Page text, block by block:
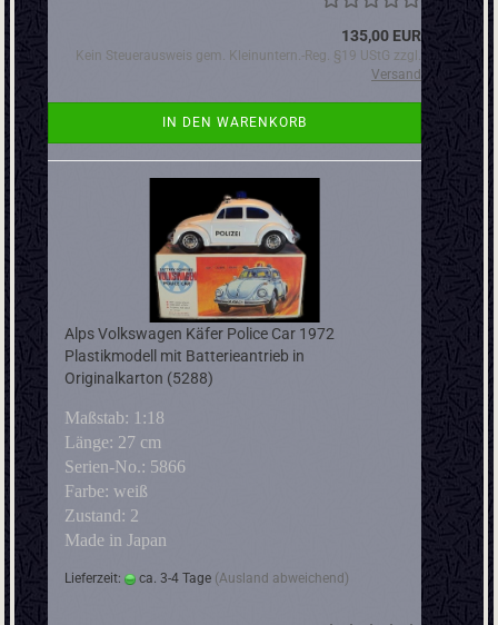
135,00 EUR
Kein Steuerausweis gem. Kleinuntern.-Reg. §19 UStG zzgl.
Versand
IN DEN WARENKORB
Alps Volkswagen Käfer Police Car 1972
Plastikmodell mit Batterieantrieb in
Originalkarton (5288)
Maßstab: 1:18
Länge: 27 cm
Serien-No.: 5866
Farbe: weiß
Zustand: 2
Made in Japan
Lieferzeit: ca. 3-4 Tage (Ausland abweichend)